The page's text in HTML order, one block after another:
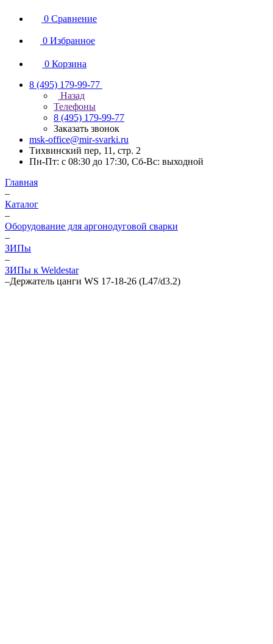
0 Сравнение
0 Избранное
0 Корзина
8 (495) 179-99-77
Назад
Телефоны
8 (495) 179-99-77
Заказать звонок
msk-office@mir-svarki.ru
Тихвинский пер, 11, стр. 2
Пн-Пт: с 08:30 до 17:30, Сб-Вс: выходной
Главная
–
Каталог
–
Оборудование для аргонодуговой сварки
–
ЗИПы
–
ЗИПы к Weldestar
–Держатель цанги WS 17-18-26 (L47/d3.2)